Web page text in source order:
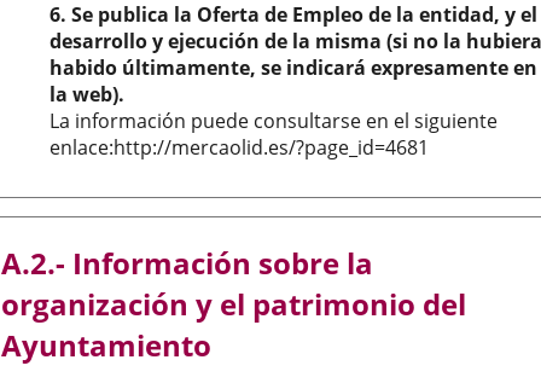
6. Se publica la Oferta de Empleo de la entidad, y el
desarrollo y ejecución de la misma (si no la hubiera
habido últimamente, se indicará expresamente en
la web).
La información puede consultarse en el siguiente
enlace:http://mercaolid.es/?page_id=4681
A.2.- Información sobre la
organización y el patrimonio del
Ayuntamiento